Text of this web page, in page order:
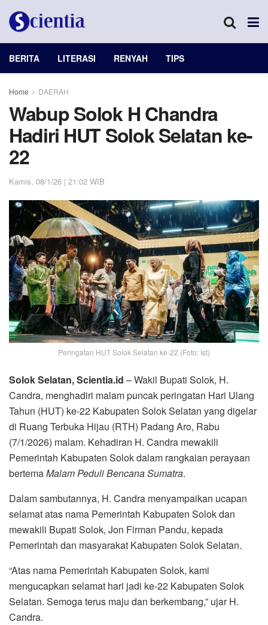
BERITA LITERASI RENYAH TIPS
Home DAERAH
Wabup Solok H Chandra
Hadiri HUT Solok Selatan ke-
22
Kamis, 08/1/26 | 21:02 WIB
Peringatan HUT Solok Selatan ke-22 (Foto: Ist)
Solok Selatan, Scientia.id – Wakil Bupati Solok, H.
Candra, menghadiri malam puncak peringatan Hari Ulang
Tahun (HUT) ke-22 Kabupaten Solok Selatan yang digelar
di Ruang Terbuka Hijau (RTH) Padang Aro, Rabu
(7/1/2026) malam. Kehadiran H. Candra mewakili
Pemerintah Kabupaten Solok dalam rangkaian perayaan
bertemaMalam Peduli Bencana Sumatra.
Dalam sambutannya, H. Candra menyampaikan ucapan
selamat atas nama Pemerintah Kabupaten Solok dan
mewakili Bupati Solok, Jon Firman Pandu, kepada
Pemerintah dan masyarakat Kabupaten Solok Selatan.
“Atas nama Pemerintah Kabupaten Solok, kami
mengucapkan selamat hari jadi ke-22 Kabupaten Solok
Selatan. Semoga terus maju dan berkembang,” ujar H.
Candra.